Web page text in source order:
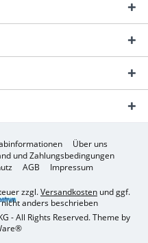
Über uns
und Zahlungsbedingungen
AGB Impressum
zzgl.Versandkosten und ggf.
anders beschrieben
- All Rights Reserved. Theme by